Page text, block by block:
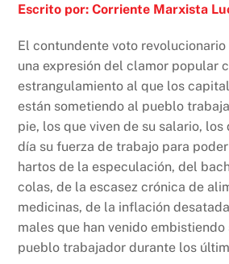
c
e
b
o
o
k
at
s
A
p
p
nt p
y
Li
n
k
Escrito por: Corriente Marxista
El contundente voto
una expresión del clamor popular
estrangulamiento al que los
están sometiendo al pueblo
pie, los que viven de su salario, los
día su fuerza de trabajo para
hartos de la especulación, del
colas, de la escasez crónica de
medicinas, de la inflación
males que han venido
pueblo trabajador durante los